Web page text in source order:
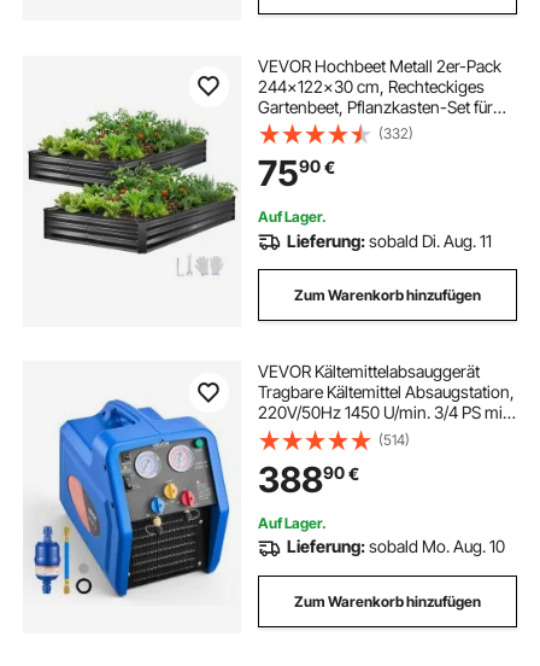
VEVOR Hochbeet Metall 2er-Pack
244x122x30 cm, Rechteckiges
Gartenbeet, Pflanzkasten-Set für
den Außenbereich, Gemüsebeet mit
Handschuhen, Blumenbeet,
Pflanzbeet für Blumen & Gemüse
(332)
7590€
Auf Lager.
Lieferung:sobald Di. Aug. 11
Zum Warenkorb hinzufügen
VEVOR Kältemittelabsauggerät
Tragbare Kältemittel Absaugstation,
220V/50Hz 1450 U/min. 3/4 PS mit
Einzylinder Absauganlage für
Kältemittel A1 & A2L,
Rückgewinnungsgerät für KFZ- &
Hausklimaanlagen
(514)
38890€
Auf Lager.
Lieferung:sobald Mo. Aug. 10
Zum Warenkorb hinzufügen